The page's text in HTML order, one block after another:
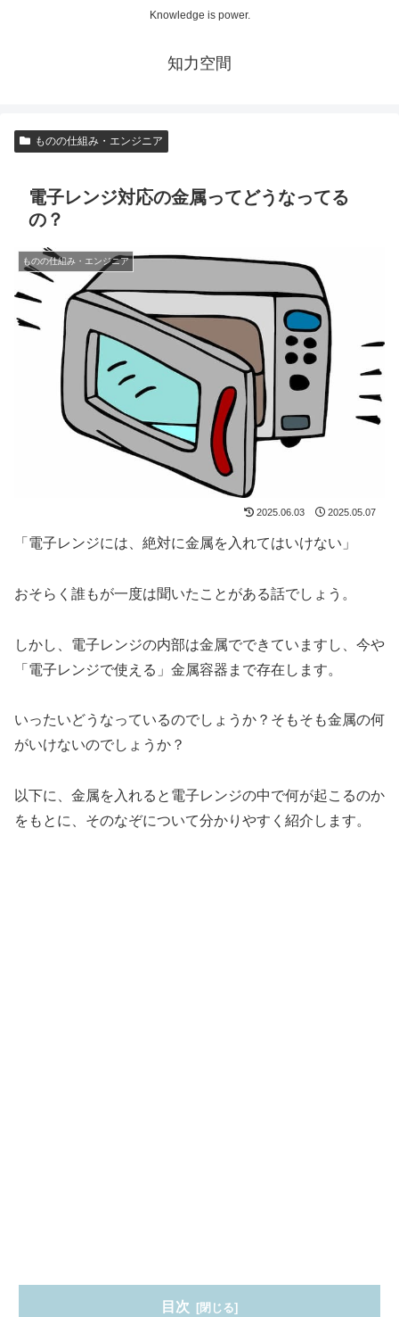
Knowledge is power.
知力空間
ものの仕組み・エンジニア
電子レンジ対応の金属ってどうなってる
の？
ものの仕組み・エンジニア
2025.06.03 2025.05.07
「電子レンジには、絶対に金属を入れてはいけない」
おそらく誰もが一度は聞いたことがある話でしょう。
しかし、電子レンジの内部は金属でできていますし、今や
「電子レンジで使える」金属容器まで存在します。
いったいどうなっているのでしょうか？そもそも金属の何
がいけないのでしょうか？
以下に、金属を入れると電子レンジの中で何が起こるのか
をもとに、そのなぞについて分かりやすく紹介します。
目次